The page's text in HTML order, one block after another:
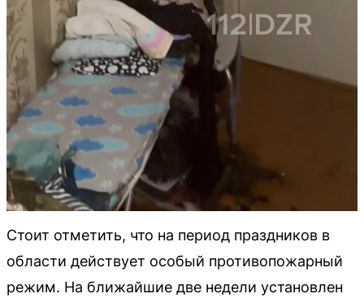
Стоит отметить, что на период праздников в
области действует особый противопожарный
режим. На ближайшие две недели установлен